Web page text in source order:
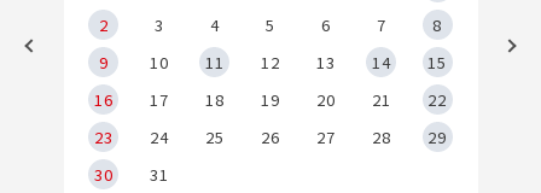
2
3 4 5 6 7
8
9
10 11 12 13 14
15
16
17 18 19 20 21
22
23
24 25 26 27 28
29
30
31